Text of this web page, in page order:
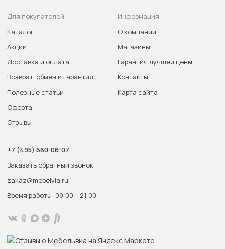
Для покупателей
Каталог
Акции
Доставка и оплата
Возврат, обмен и гарантия
Полезные статьи
Оферта
Отзывы
Информация
О компании
Магазины
Гарантия лучшей цены
Контакты
Карта сайта
+7 (495) 660-06-07
Заказать обратный звонок
zakaz@mebelvia.ru
Время работы: 09:00 – 21:00